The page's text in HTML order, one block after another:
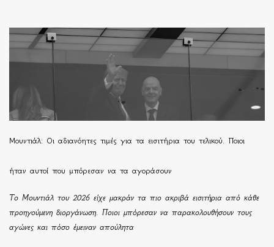
Μουντιάλ: Οι αδιανόητες τιμές για τα εισιτήρια του τελικού. Ποιοι
ήταν αυτοί που μπόρεσαν να τα αγοράσουν
Το Μουντιάλ του 2026 είχε μακράν τα πιο ακριβά εισιτήρια από κάθε
προηγούμενη διοργάνωση. Ποιοι μπόρεσαν να παρακολουθήσουν τους
αγώνες και πόσο έμειναν απούλητα